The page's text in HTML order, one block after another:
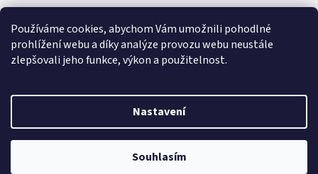
Používáme cookies, abychom Vám umožnili pohodlné
prohlížení webu a díky analýze provozu webu neustále
zlepšovali jeho funkce, výkon a použitelnost.
Nastavení
Souhlasím
Instagram
Vytvořil Shoptet
SUPER-HRACKY.CZ. Všechna práva vyhrazena.